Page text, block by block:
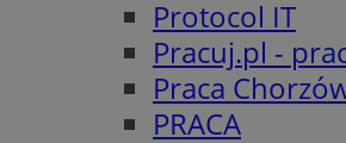
Protocol IT
Pracuj.pl -
Praca
PRACA